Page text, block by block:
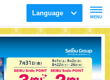
Language
MENU